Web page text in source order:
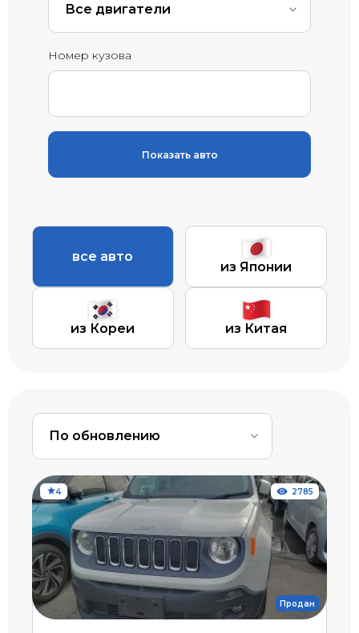
Все двигатели
Номер кузова
Показать авто
все авто
из Японии
из Кореи из Китая
По обновлению
4
Продан
2785